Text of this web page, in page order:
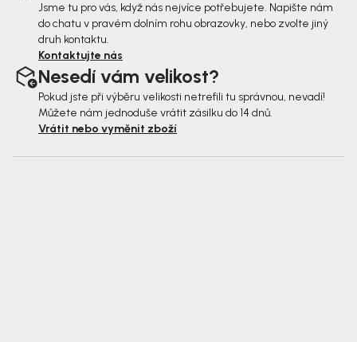
Jsme tu pro vás, když nás nejvíce potřebujete. Napište nám
do chatu v pravém dolním rohu obrazovky, nebo zvolte jiný
druh kontaktu.
Kontaktujte nás
Nesedí vám velikost?
Pokud jste při výběru velikosti netrefili tu správnou, nevadí!
Můžete nám jednoduše vrátit zásilku do 14 dnů.
Vrátit nebo vyměnit zboží